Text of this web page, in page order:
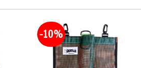
-10%